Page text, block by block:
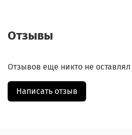
Отзывы
Отзывов еще никто не оставлял
Написать отзыв